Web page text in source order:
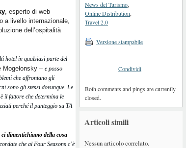
News del Turismo,
Online Distribution,
Travel 2.0
Versione stampabile
Condividi
Both comments and pings are currently
closed.
Articoli simili
Nessun articolo correlato.
, esperto di web
a livello internazionale,
dell’ospitalità
hotel in qualsiasi parte del
Mogelonsky – e posso
che affrontano gli
sono gli stessi dovunque. Le
il fattore che determina le
perché il punteggio su TA
dimentichiamo della cosa
che al Four Seasons c’è